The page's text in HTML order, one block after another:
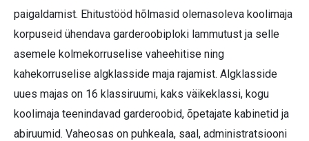
paigaldamist. Ehitustööd hõlmasid olemasoleva koolimaja
korpuseid ühendava garderoobiploki lammutust ja selle
asemele kolmekorruselise vaheehitise ning
kahekorruselise algklasside maja rajamist. Algklasside
uues majas on 16 klassiruumi, kaks väikeklassi, kogu
koolimaja teenindavad garderoobid, õpetajate kabinetid ja
abiruumid. Vaheosas on puhkeala, saal, administratsiooni